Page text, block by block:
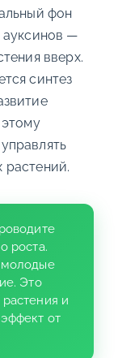
фон
ауксинов —
вверх.
синтез
роста.
молодые
Это
и
от